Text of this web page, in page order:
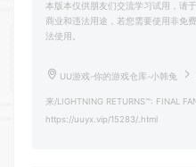
本版本仅供朋友们交流学习试用，请
商业和违法用途，若您需要使用非免
法使用。
UU游戏-你的游戏仓库-小韩兔
来/LIGHTNING RETURNS™: FINAL
https://uuyx.vip/15283/.html